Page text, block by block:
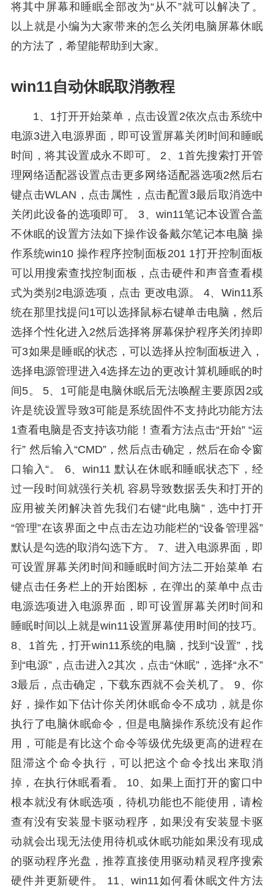
将其中屏幕和睡眠全部改为“从不”就可以解决了。
以上就是小编为大家带来的怎么关闭电脑屏幕休眠
的方法了，希望能帮助到大家。
win11自动休眠取消教程
1、1打开开始菜单，点击设置2依次点击系统中
电源3进入电源界面，即可设置屏幕关闭时间和睡眠
时间，将其设置成永不即可。 2、1首先搜索打开管
理网络适配器设置点击更多网络适配器选项2然后右
键点击WLAN，点击属性，点击配置3最后取消选中
关闭此设备的选项即可。 3、win11笔记本设置合盖
不休眠的设置方法如下操作设备戴尔笔记本电脑 操
作系统win10 操作程序控制面板201 1打开控制面板
可以用搜索查找控制面板，点击硬件和声音查看模
式为类别2电源选项，点击 更改电源。 4、Win11系
统在那里找提问1可以选择鼠标右键单击电脑，然后
选择个性化进入2然后选择将屏幕保护程序关闭掉即
可3如果是睡眠的状态，可以选择从控制面板进入，
选择电源管理进入4选择左边的更改计算机睡眠的时
间5。 5、1可能是电脑休眠后无法唤醒主要原因2或
许是统设置导致3可能是系统固件不支持此功能方法
1查看电脑是否支持该功能！查看方法点击“开始” “运
行” 然后输入“CMD”，然后点击确定，然后在命令窗
口输入“。 6、win11 默认在休眠和睡眠状态下，经
过一段时间就强行关机 容易导致数据丢失和打开的
应用被关闭解决首先我们右键“此电脑”，选中打开
“管理”在该界面之中点击左边功能栏的“设备管理器”
默认是勾选的取消勾选下方。 7、进入电源界面，即
可设置屏幕关闭时间和睡眠时间方法二开始菜单 右
键点击任务栏上的开始图标，在弹出的菜单中点击
电源选项进入电源界面，即可设置屏幕关闭时间和
睡眠时间以上就是win11设置屏幕使用时间的技巧。
8、1首先，打开win11系统的电脑，找到“设置”，找
到“电源”，点击进入2其次，点击“休眠”，选择“永不”
3最后，点击确定，下载东西就不会关机了。 9、你
好，操作如下估计你关闭休眠命令不成功，就是你
执行了电脑休眠命令，但是电脑操作系统没有起作
用，可能是有比这个命令等级优先级更高的进程在
阻滞这个命令执行，可以把这个命令找出来取消
掉，在执行休眠看看。 10、如果上面打开的窗口中
根本就没有休眠选项，待机功能也不能使用，请检
查有没有安装显卡驱动程序，如果没有安装显卡驱
动就会出现无法使用待机或休眠功能如果没有现成
的驱动程序光盘，推荐直接使用驱动精灵程序搜索
硬件并更新硬件。 11、win11如何看休眠文件方法